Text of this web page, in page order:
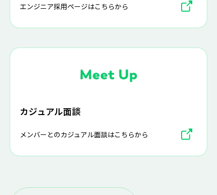
エンジニア採用ページはこちらから
カジュアル面談
メンバーとのカジュアル面談はこちらから